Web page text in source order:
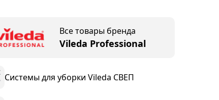
Все товары бренда
Vileda Professional
Системы для уборки Vileda СВЕП